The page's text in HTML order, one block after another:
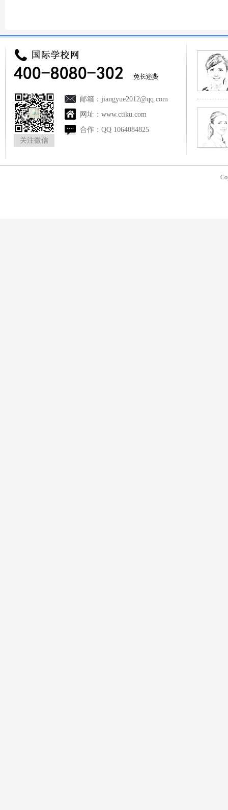
关注微信
邮箱： jiangyue2012@qq.com
网址： www.ctiku.com
合作： QQ 1064084825